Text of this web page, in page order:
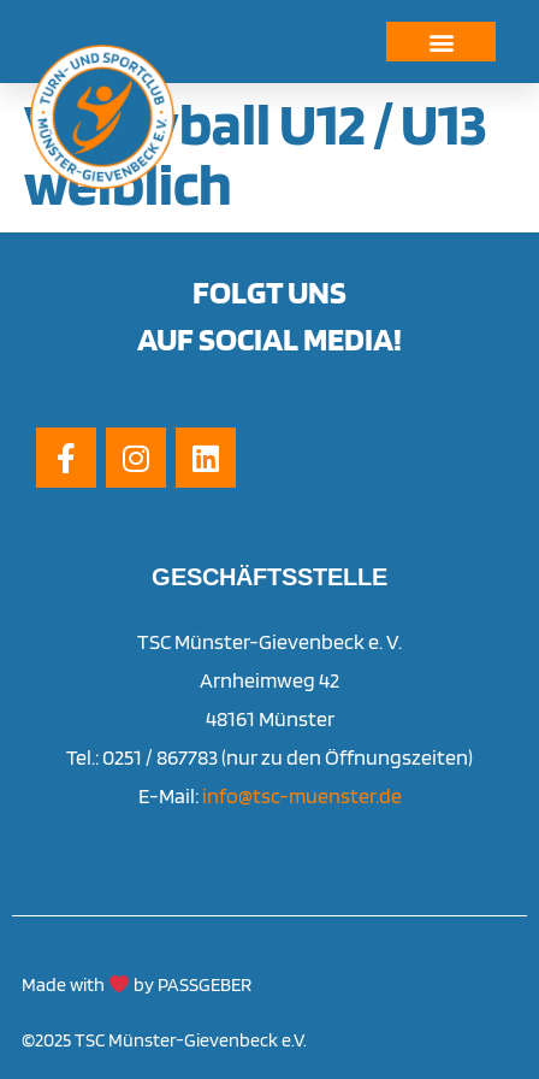
Volleyball U12 / U13
weiblich
FOLGT UNS
AUF SOCIAL MEDIA!
GESCHÄFTSSTELLE
TSC Münster-Gievenbeck e. V.
Arnheimweg 42
48161 Münster
Tel.: 0251 / 867783 (nur zu den Öffnungszeiten)
E-Mail:info@tsc-muenster.de
Made with by PASSGEBER
©2025 TSC Münster-Gievenbeck e.V.